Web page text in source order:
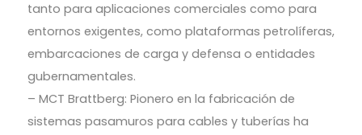
tanto para aplicaciones comerciales como para
entornos exigentes, como plataformas petrolíferas,
embarcaciones de carga y defensa o entidades
gubernamentales.
– MCT Brattberg: Pionero en la fabricación de
sistemas pasamuros para cables y tuberías ha